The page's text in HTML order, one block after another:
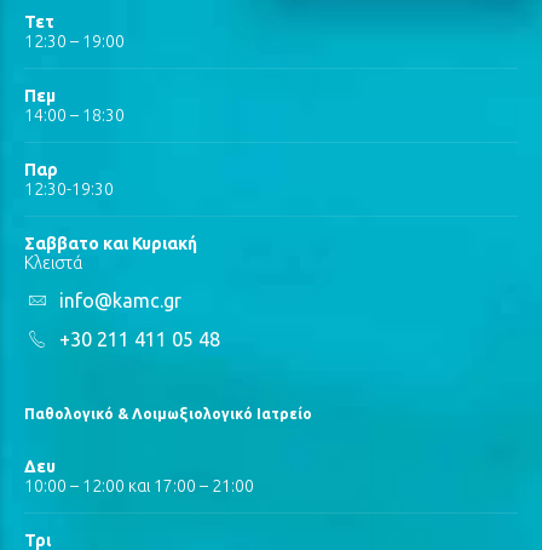
Τετ
12:30 – 19:00
Πεμ
14:00 – 18:30
Παρ
12:30-19:30
Σαββατο και Κυριακή
Κλειστά
info@kamc.gr
+30 211 411 05 48
Παθολογικό & Λοιμωξιολογικό Ιατρείο
Δευ
10:00 – 12:00 και 17:00 – 21:00
Τρι